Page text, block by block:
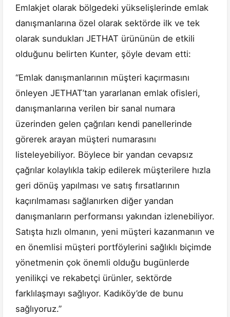
Emlakjet olarak bölgedeki yükselişlerinde emlak
danışmanlarına özel olarak sektörde ilk ve tek
olarak sundukları JETHAT ürününün de etkili
olduğunu belirten Kunter, şöyle devam etti:
“Emlak danışmanlarının müşteri kaçırmasını
önleyen JETHAT’tan yararlanan emlak ofisleri,
danışmanlarına verilen bir sanal numara
üzerinden gelen çağrıları kendi panellerinde
görerek arayan müşteri numarasını
listeleyebiliyor. Böylece bir yandan cevapsız
çağrılar kolaylıkla takip edilerek müşterilere hızla
geri dönüş yapılması ve satış fırsatlarının
kaçırılmaması sağlanırken diğer yandan
danışmanların performansı yakından izlenebiliyor.
Satışta hızlı olmanın, yeni müşteri kazanmanın ve
en önemlisi müşteri portföylerini sağlıklı biçimde
yönetmenin çok önemli olduğu bugünlerde
yenilikçi ve rekabetçi ürünler, sektörde
farklılaşmayı sağlıyor. Kadıköy’de de bunu
sağlıyoruz.”